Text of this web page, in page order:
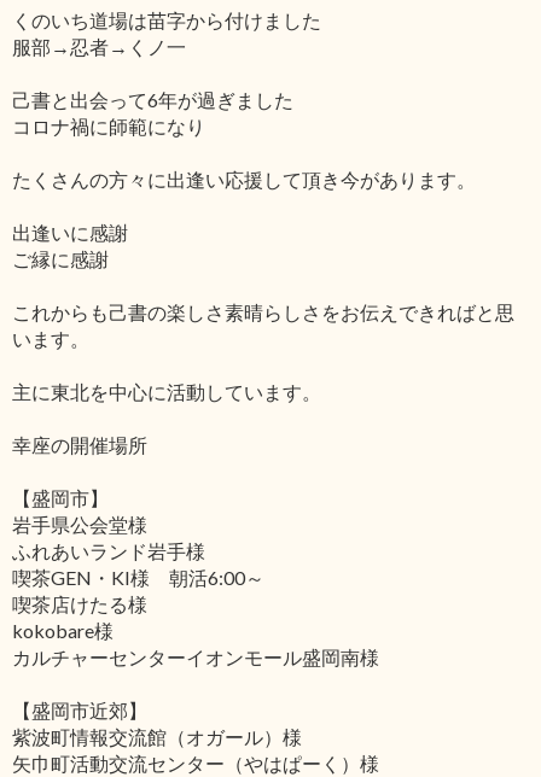
くのいち道場は苗字から付けました
服部→忍者→くノ一
己書と出会って6年が過ぎました
コロナ禍に師範になり
たくさんの方々に出逢い応援して頂き今があります。
出逢いに感謝
ご縁に感謝
これからも己書の楽しさ素晴らしさをお伝えできればと思
います。
主に東北を中心に活動しています。
幸座の開催場所
【盛岡市】
岩手県公会堂様
ふれあいランド岩手様
喫茶GEN・KI様 朝活6:00～
喫茶店けたる様
kokobare様
カルチャーセンターイオンモール盛岡南様
【盛岡市近郊】
紫波町情報交流館（オガール）様
矢巾町活動交流センター（やはぱーく）様